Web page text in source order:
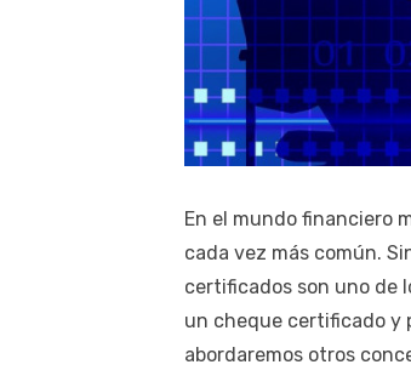
En el mundo financiero
cada vez más común.
certificados son uno de
un cheque certificado y
abordaremos otros